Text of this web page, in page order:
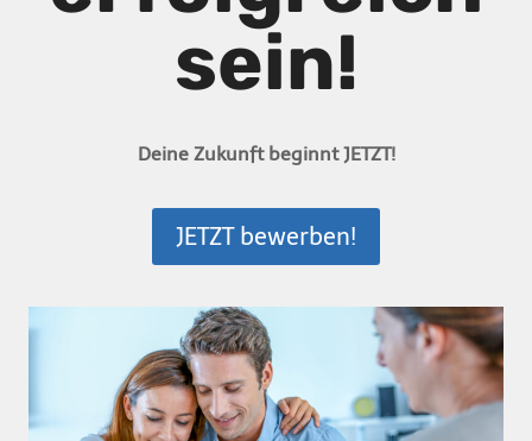
sein!
Deine Zukunft beginnt JETZT!
JETZT bewerben!